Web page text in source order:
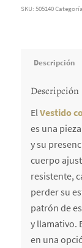
SKU: 505140
Descripción
Descripción
ElVestido
es una
y su
cuerpo
resistente,
perder su
patrón de
y llamativo.
en una